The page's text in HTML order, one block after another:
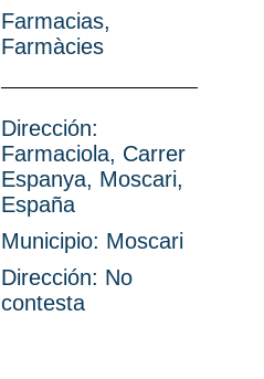
Farmacias,
Farmàcies
Dirección:
Farmaciola, Carrer
Espanya, Moscari,
España
Municipio: Moscari
Dirección: No
contesta